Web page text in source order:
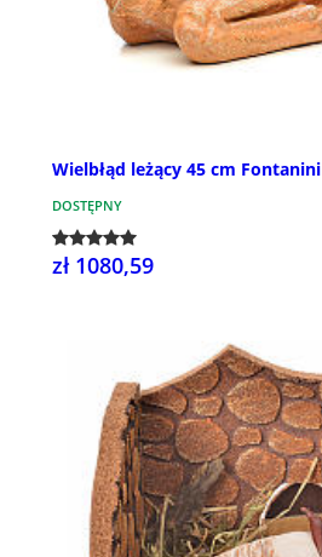
Wielbłąd leżący 45 cm Fontanini
DOSTĘPNY
zł 1080,59